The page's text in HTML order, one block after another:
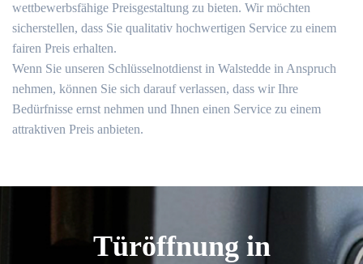
wettbewerbsfähige Preisgestaltung zu bieten.​ Wir möchten
sicherstellen, dass Sie qualitativ hochwertigen Service zu einem
fairen Preis erhalten.​
Wenn Sie unseren Schlüsselnotdienst in Walstedde in Anspruch
nehmen, können Sie sich darauf verlassen, dass wir Ihre
Bedürfnisse ernst nehmen und Ihnen einen Service zu einem
attraktiven Preis anbieten.
Türöffnung in